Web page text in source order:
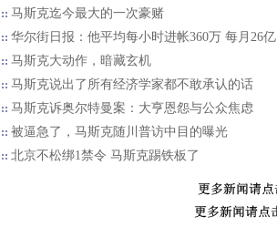
马斯克迄今最大的一次豪赌
华尔街日报：他平均每小时进帐360万 每月26亿
马斯克大动作，暗藏玄机
马斯克说出了所有经济学家都不敢承认的话
马斯克诉奥尔特曼案：大亨恩怨与公众焦虑
被逼急了，马斯克随川普访中目的曝光
北京不松绑1禁令 马斯克踢铁板了